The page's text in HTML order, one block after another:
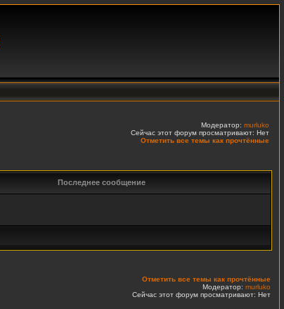
Модератор: murluko
Сейчас этот форум просматривают: Нет
Отметить все темы как прочтённые
Последнее сообщение
Отметить все темы как прочтённые
Модератор: murluko
Сейчас этот форум просматривают: Нет